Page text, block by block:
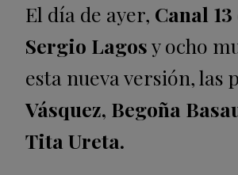
El día de ayer, Canal 13
Sergio Lagosy ocho
esta nueva versión, las
Vásquez, Begoña
Tita Ureta.